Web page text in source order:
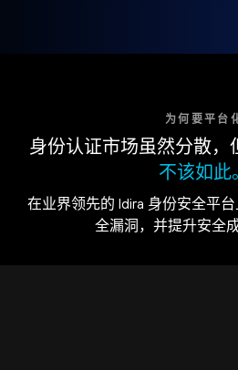
为何要平台
身份认证市场虽然分散，
不该如此
在业界领先的 Idira 身份安全平
全漏洞，并提升安全